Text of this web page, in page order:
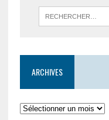
ARCHIVES